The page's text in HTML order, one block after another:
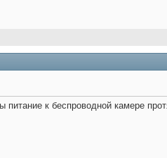
к беспроводной камере